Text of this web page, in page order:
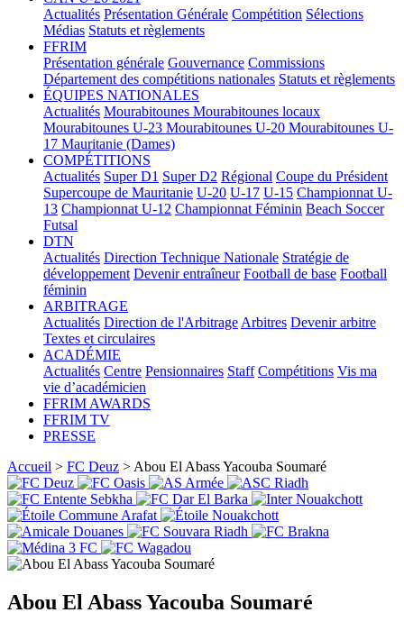
Actualités Présentation Générale Compétition Sélections
Médias Statuts et règlements
FFRIM
Présentation générale Gouvernance Commissions
Département des compétitions nationales Statuts et règlements
ÉQUIPES NATIONALES
Actualités Mourabitounes Mourabitounes locaux
Mourabitounes U-23 Mourabitounes U-20 Mourabitounes U-
17 Mauritanie (Dames)
COMPÉTITIONS
Actualités Super D1 Super D2 Régional Coupe du Président
Supercoupe de Mauritanie U-20 U-17 U-15 Championnat U-
13 Championnat U-12 Championnat Féminin Beach Soccer
Futsal
DTN
Actualités Direction Technique Nationale Stratégie de
développement Devenir entraîneur Football de base Football
féminin
ARBITRAGE
Actualités Direction de l'Arbitrage Arbitres Devenir arbitre
Textes et circulaires
ACADÉMIE
Actualités Centre Pensionnaires Staff Compétitions Vis ma
vie d’académicien
FFRIM AWARDS
FFRIM TV
PRESSE
Accueil > FC Deuz > Abou El Abass Yacouba Soumaré
Abou El Abass Yacouba Soumaré